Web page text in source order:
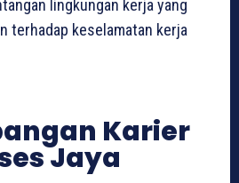
lingkungan kerja yang
terhadap keselamatan kerja
Karier
Jaya